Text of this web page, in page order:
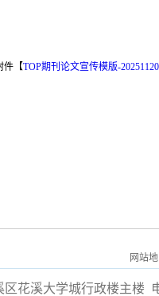
件【TOP期刊论文宣传模版-
网站
区花溪大学城行政楼主楼